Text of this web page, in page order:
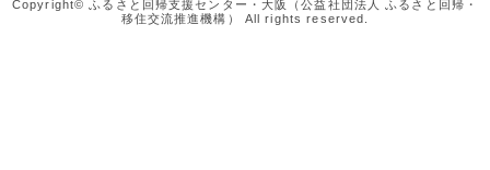
Copyright© ふるさと回帰支援センター・大阪（公益社団法人 ふるさと回帰・
移住交流推進機構） All rights reserved.